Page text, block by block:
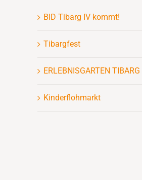
BID Tibarg IV kommt!
Tibargfest
ERLEBNISGARTEN TIBARG
Kinderflohmarkt